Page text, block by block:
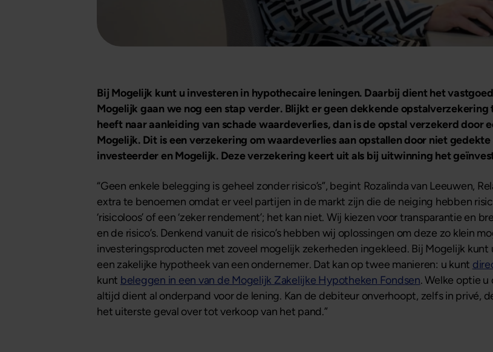
Bij Mogelijk kunt u investeren in hypothecaire leningen. Daarbij dient het
Mogelijk gaan we nog een stap verder. Blijkt er geen dekkende
heeft naar aanleiding van schade waardeverlies, dan is de opstal verzekerd door
Mogelijk. Dit is een verzekering om waardeverlies aan opstallen door niet
investeerder en Mogelijk. Deze verzekering keert uit als bij uitwinning het
“Geen enkele belegging is geheel zonder risico’s”, begint Rozalinda van Leeuwen,
extra te benoemen omdat er veel partijen in de markt zijn die de neiging hebben
‘risicoloos’ of een ‘zeker rendement’; het kan niet. Wij kiezen voor transparantie en
en de risico’s. Denkend vanuit de risico’s hebben wij oplossingen om deze zo klein
investeringsproducten met zoveel mogelijk zekerheden ingekleed. Bij Mogelijk
een zakelijke hypotheek van een ondernemer. Dat kan op twee manieren: u kunt
kunt beleggen in een van de Mogelijk Zakelijke Hypotheken Fondsen. Welke optie
altijd dient al onderpand voor de lening. Kan de debiteur onverhoopt, zelfs in privé,
het uiterste geval over tot verkoop van het pand.”